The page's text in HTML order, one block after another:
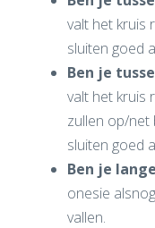
valt het kruis
sluiten goed
Ben je
valt het kruis
zullen op/net
sluiten goed
Ben je
onesie
vallen.